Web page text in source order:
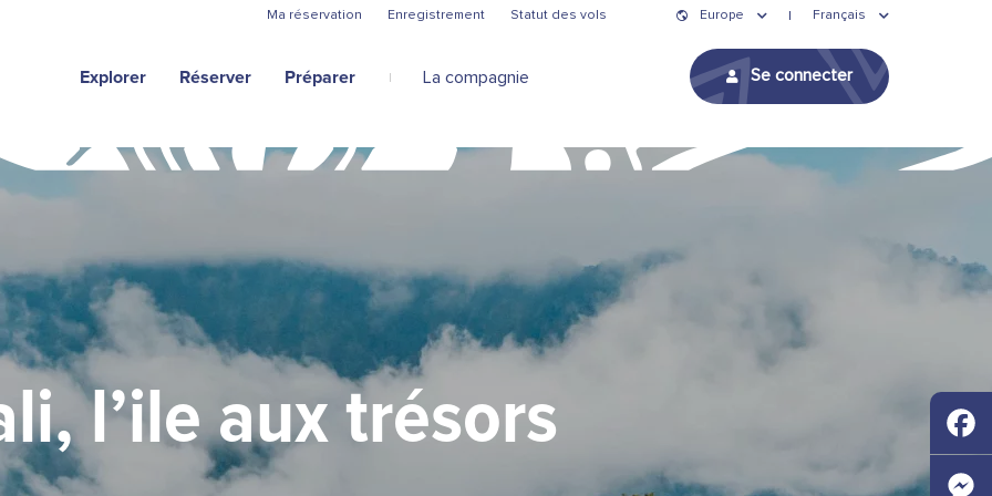
Aller au contenu principal
Ma réservation Enregistrement Statut des vols Europe Français
Explorer Réserver Préparer La compagnie Se connecter
l’ile aux trésors